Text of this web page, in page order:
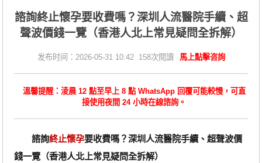
諮詢終止懷孕要收費嗎？深圳人流醫院手續、超
聲波價錢一覽（香港人北上常見疑問全拆解）
发布时间：2026-05-31 10:42 158次閱讀 馬上點擊咨詢
溫馨提醒：淩晨 12 點至早上 8 點 WhatsApp 回覆可能較慢，可直
接使用夜間 24 小時在線諮詢。
諮詢終止懷孕要收費嗎？深圳人流醫院手續、超聲波價
錢一覽（香港人北上常見疑問全拆解）